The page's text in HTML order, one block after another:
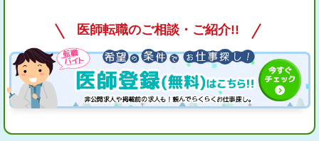
医師転職のご相談・ご紹介!!